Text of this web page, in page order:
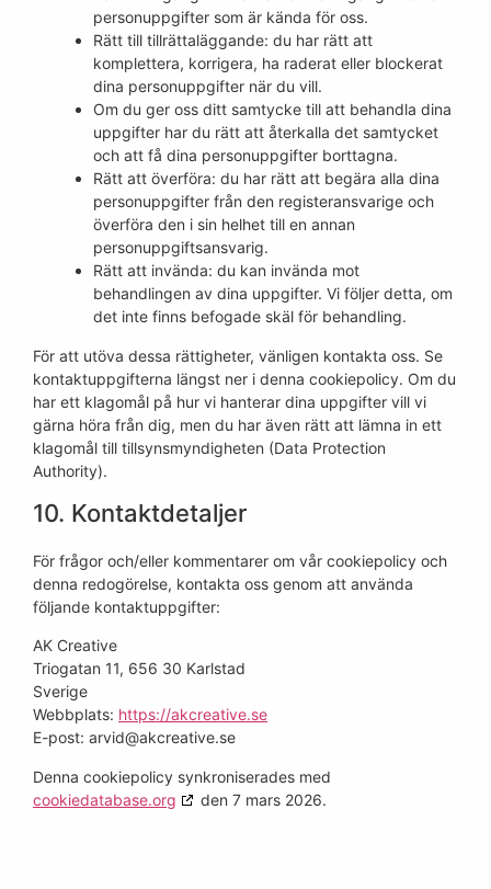
personuppgifter som är kända för oss.
Rätt till tillrättaläggande: du har rätt att
komplettera, korrigera, ha raderat eller blockerat
dina personuppgifter när du vill.
Om du ger oss ditt samtycke till att behandla dina
uppgifter har du rätt att återkalla det samtycket
och att få dina personuppgifter borttagna.
Rätt att överföra: du har rätt att begära alla dina
personuppgifter från den registeransvarige och
överföra den i sin helhet till en annan
personuppgiftsansvarig.
Rätt att invända: du kan invända mot
behandlingen av dina uppgifter. Vi följer detta, om
det inte finns befogade skäl för behandling.
För att utöva dessa rättigheter, vänligen kontakta oss. Se
kontaktuppgifterna längst ner i denna cookiepolicy. Om du
har ett klagomål på hur vi hanterar dina uppgifter vill vi
gärna höra från dig, men du har även rätt att lämna in ett
klagomål till tillsynsmyndigheten (Data Protection
Authority).
10. Kontaktdetaljer
För frågor och/eller kommentarer om vår cookiepolicy och
denna redogörelse, kontakta oss genom att använda
följande kontaktuppgifter:
AK Creative
Triogatan 11, 656 30 Karlstad
Sverige
Webbplats: https://akcreative.se
E-post: arvid@akcreative.se
Denna cookiepolicy synkroniserades med
cookiedatabase.org
den 7 mars 2026.